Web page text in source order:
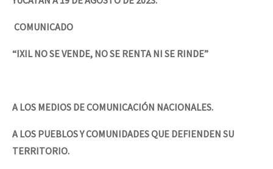
COMUNICADO
“IXIL NO SE VENDE, NO SE RENTA NI SE RINDE”
A LOS MEDIOS DE COMUNICACIÓN NACIONALES.
A LOS PUEBLOS Y COMUNIDADES QUE DEFIENDEN SU
TERRITORIO.